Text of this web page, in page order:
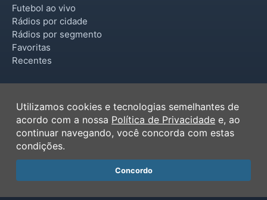
Futebol ao vivo
Rádios por cidade
Rádios por segmento
Favoritas
Recentes
Termos de Uso
Política de Privacidade
Ferramentas
Contato
Utilizamos cookies e tecnologias semelhantes de
acordo com a nossa Política de Privacidade e, ao
continuar navegando, você concorda com estas
condições.
Concordo